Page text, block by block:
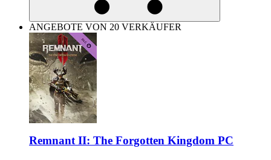
ANGEBOTE VON 20 VERKÄUFER
Remnant II: The Forgotten Kingdom PC